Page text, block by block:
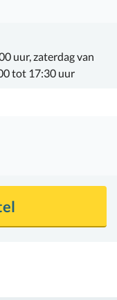
uur, zaterdag van
tot 17:30 uur